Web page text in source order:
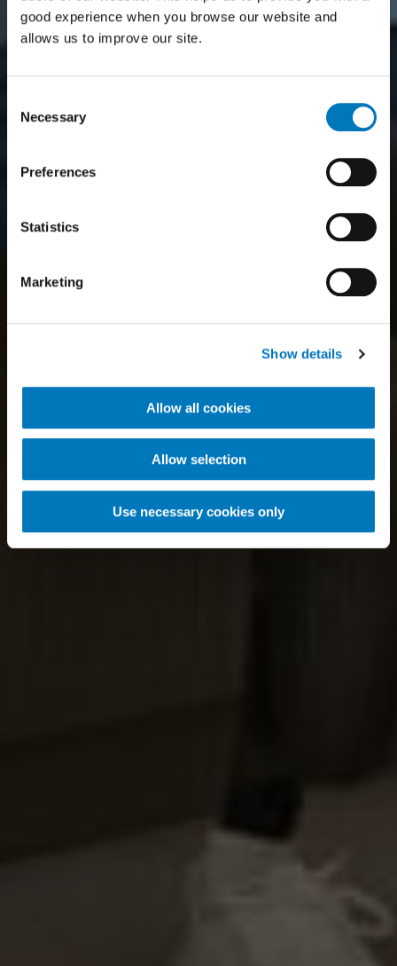
good experience when you browse our website and
allows us to improve our site.
Selection
Necessary
Preferences
Statistics
Marketing
Show details
Allow all cookies
Allow selection
Use necessary cookies only